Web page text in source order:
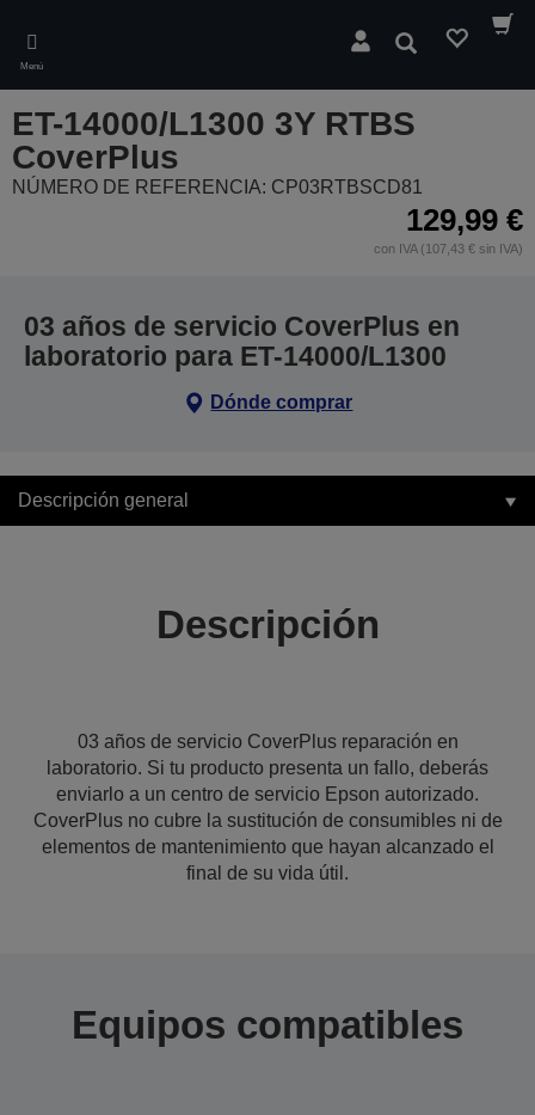
main
content
Menú
Buscar
ET-14000/L1300 3Y RTBS
CoverPlus
NÚMERO DE REFERENCIA: CP03RTBSCD81
129,99 €
con IVA (107,43 € sin IVA)
03 años de servicio CoverPlus en
laboratorio para ET-14000/L1300
Dónde comprar
Descripción general
Descripción
03 años de servicio CoverPlus reparación en
laboratorio. Si tu producto presenta un fallo, deberás
enviarlo a un centro de servicio Epson autorizado.
CoverPlus no cubre la sustitución de consumibles ni de
elementos de mantenimiento que hayan alcanzado el
final de su vida útil.
Equipos compatibles